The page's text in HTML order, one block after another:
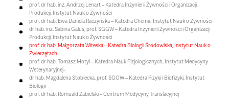
prof. dr hab. inż. Andrzej Lenart – Katedra Inżynierii Żywności i Organizacji
Produkcji, Instytut Nauk o Żywności
prof. dr hab. Ewa Daniela Raczyńska – Katedra Chemii, Instytut Nauk o Żywności
dr hab. inż. Sabina Galus, prof. SGGW – Katedra Inżynierii Żywności i Organizacji
Produkcji, Instytut Nauk o Żywności
prof. dr hab. Małgorzata Witeska – Katedra Biologii Środowiska, Instytut Nauk o
Zwierzętach
prof. dr hab. Tomasz Motyl – Katedra Nauk Fizjologicznych, Instytut Medycyny
Weterynaryjnej-
dr hab. Magdalena Stobiecka, prof. SGGW – Katedra Fizyki i Biofizyki, Instytut
Biologii
prof. dr hab. Romuald Zabielski – Centrum Medycyny Translacyjnej